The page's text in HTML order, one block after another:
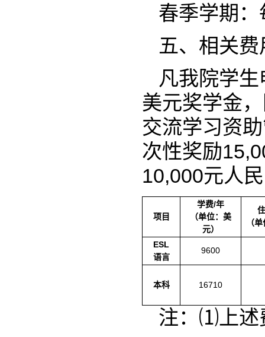
春季学期
五、相关费
凡我院学
美元奖学金
交流学习资
次性奖励
10,000元人
项目
学费/年
（单位：美
元）
（
ESL
语言
9600
本科 16710
注：⑴上述